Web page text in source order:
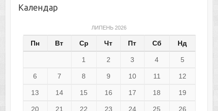
Календар
ЛИПЕНЬ 2026
Пн Вт Ср Чт Пт Сб Нд
1 2 3 4 5
6 7 8 9 10 11 12
13 14 15 16 17 18 19
20 21 22 23 24 25 26